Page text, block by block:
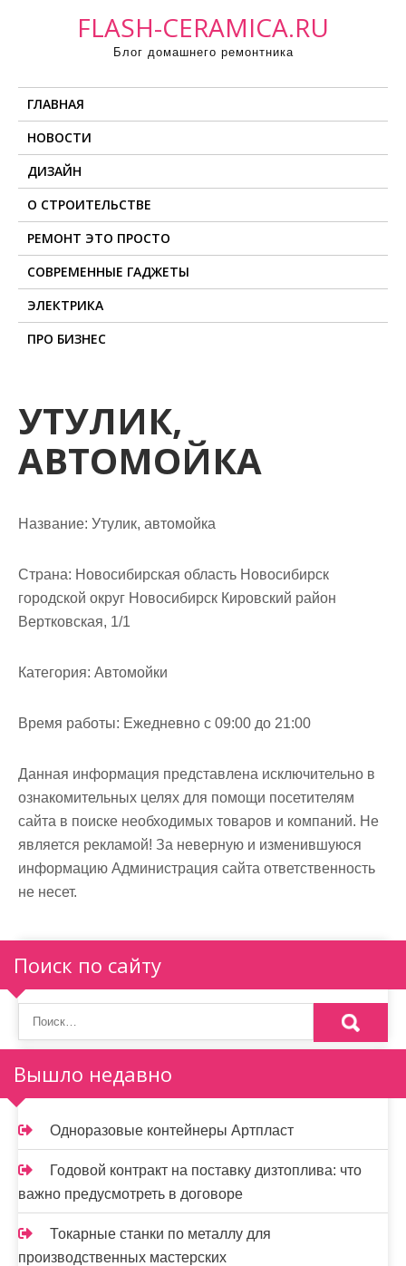
FLASH-CERAMICA.RU
Блог домашнего ремонтника
ГЛАВНАЯ
НОВОСТИ
ДИЗАЙН
О СТРОИТЕЛЬСТВЕ
РЕМОНТ ЭТО ПРОСТО
СОВРЕМЕННЫЕ ГАДЖЕТЫ
ЭЛЕКТРИКА
ПРО БИЗНЕС
УТУЛИК,
АВТОМОЙКА
Название: Утулик, автомойка
Страна: Новосибирская область Новосибирск
городской округ Новосибирск Кировский район
Вертковская, 1/1
Категория: Автомойки
Время работы: Ежедневно с 09:00 до 21:00
Данная информация представлена исключительно в
ознакомительных целях для помощи посетителям
сайта в поиске необходимых товаров и компаний. Не
является рекламой! За неверную и изменившуюся
информацию Администрация сайта ответственность
не несет.
Поиск по сайту
Вышло недавно
Одноразовые контейнеры Артпласт
Годовой контракт на поставку дизтоплива: что
важно предусмотреть в договоре
Токарные станки по металлу для
производственных мастерских